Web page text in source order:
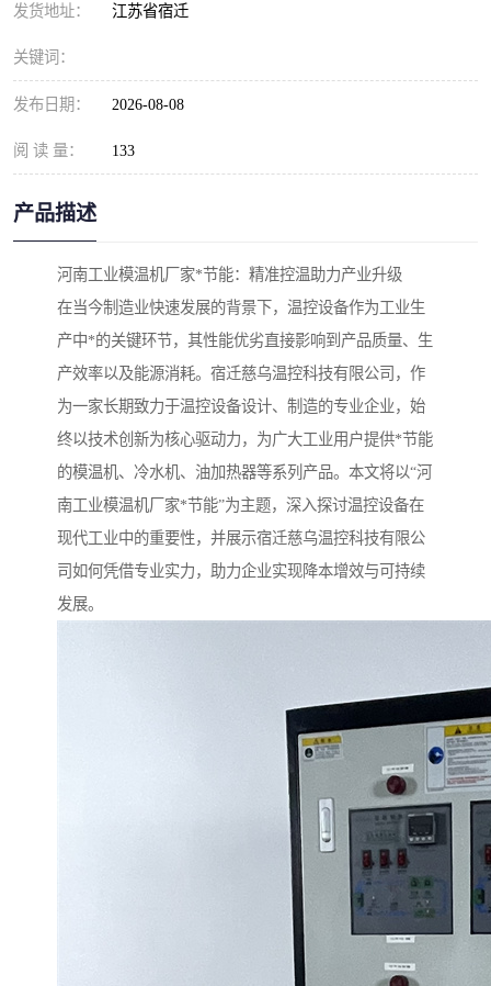
发货地址： 江苏省宿迁
关键词：
发布日期： 2026-08-08
阅 读 量： 133
产品描述
河南工业模温机厂家*节能：精准控温助力产业升级
在当今制造业快速发展的背景下，温控设备作为工业生
产中*的关键环节，其性能优劣直接影响到产品质量、生
产效率以及能源消耗。宿迁慈乌温控科技有限公司，作
为一家长期致力于温控设备设计、制造的专业企业，始
终以技术创新为核心驱动力，为广大工业用户提供*节能
的模温机、冷水机、油加热器等系列产品。本文将以“河
南工业模温机厂家*节能”为主题，深入探讨温控设备在
现代工业中的重要性，并展示宿迁慈乌温控科技有限公
司如何凭借专业实力，助力企业实现降本增效与可持续
发展。